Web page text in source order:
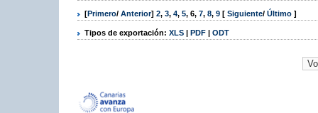
[Primero/ Anterior] 2, 3, 4, 5, 6, 7, 8, 9 [ Siguiente/ Último ]
Tipos de exportación: XLS | PDF | ODT